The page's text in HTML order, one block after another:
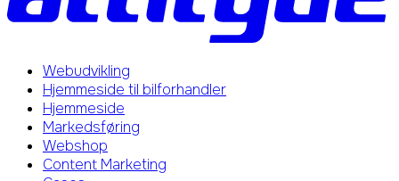
Webudvikling
Hjemmeside til bilforhandler
Hjemmeside
Markedsføring
Webshop
Content Marketing